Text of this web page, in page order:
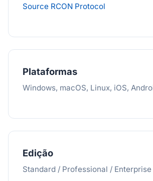
Source RCON Protocol
Plataformas
Windows, macOS, Linux, iOS,
Edição
Standard / Professional / Enterprise